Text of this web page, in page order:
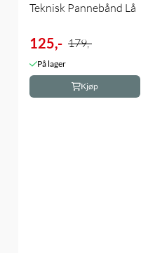
Teknisk Pannebånd Lå
125,- 179,-
På lager
Kjøp